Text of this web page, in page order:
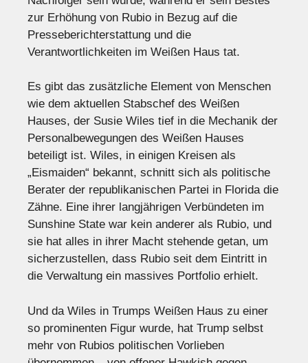
zur Erhöhung von Rubio in Bezug auf die
Presseberichterstattung und die
Verantwortlichkeiten im Weißen Haus tat.
Es gibt das zusätzliche Element von Menschen
wie dem aktuellen Stabschef des Weißen
Hauses, der Susie Wiles tief in die Mechanik der
Personalbewegungen des Weißen Hauses
beteiligt ist. Wiles, in einigen Kreisen als
„Eismaiden“ bekannt, schnitt sich als politische
Berater der republikanischen Partei in Florida die
Zähne. Eine ihrer langjährigen Verbündeten im
Sunshine State war kein anderer als Rubio, und
sie hat alles in ihrer Macht stehende getan, um
sicherzustellen, dass Rubio seit dem Eintritt in
die Verwaltung ein massives Portfolio erhielt.
Und da Wiles in Trumps Weißen Haus zu einer
so prominenten Figur wurde, hat Trump selbst
mehr von Rubios politischen Vorlieben